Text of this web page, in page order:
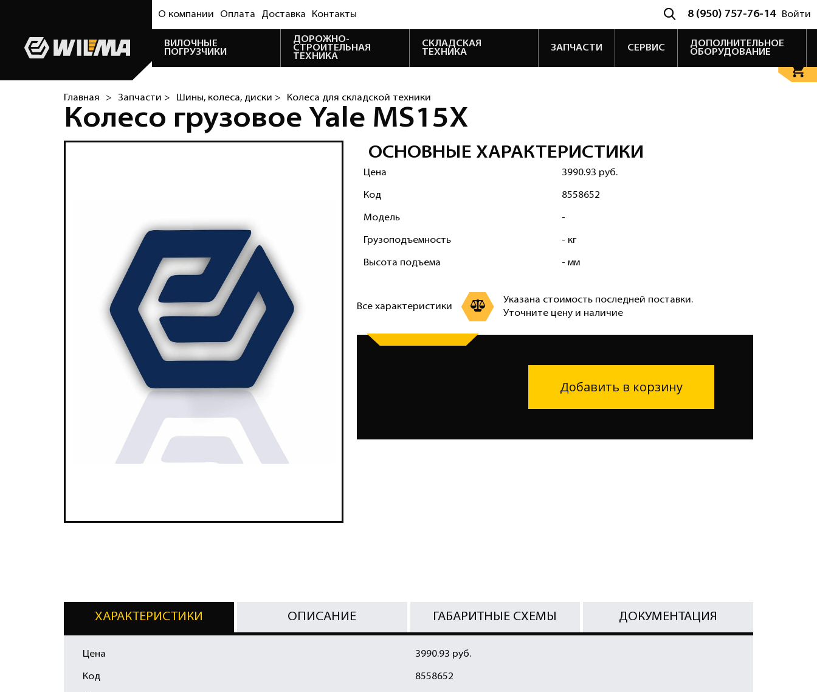
О компании Оплата Доставка Контакты 8 (950) 757-76-14 Войти
ВИЛОЧНЫЕ
ПОГРУЗЧИКИ
ДОРОЖНО-
СТРОИТЕЛЬНАЯ
ТЕХНИКА
СКЛАДСКАЯ
ТЕХНИКА
ЗАПЧАСТИ СЕРВИС
ДОПОЛНИТЕЛЬНОЕ
ОБОРУДОВАНИЕ
Главная > Запчасти > Шины, колеса, диски > Колеса для складской техники
Колесо грузовое Yale MS15X
ОСНОВНЫЕ ХАРАКТЕРИСТИКИ
Цена 3990.93 руб.
Код 8558652
Модель -
Грузоподъемность - кг
Высота подъема - мм
Все характеристики
Указана стоимость последней поставки.
Уточните цену и наличие
Добавить в корзину
ХАРАКТЕРИСТИКИ ОПИСАНИЕ ГАБАРИТНЫЕ СХЕМЫ ДОКУМЕНТАЦИЯ
Цена 3990.93 руб.
Код 8558652